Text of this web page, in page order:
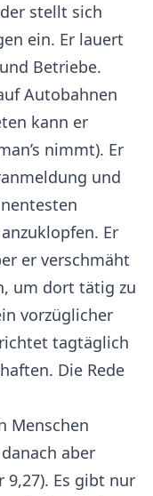
stellt sich
ein. Er lauert
Betriebe.
Autobahnen
kann er
nimmt). Er
und
Er
er verschmäht
um dort tätig zu
vorzüglicher
tagtäglich
Die Rede
Menschen
aber
9,27). Es gibt nur